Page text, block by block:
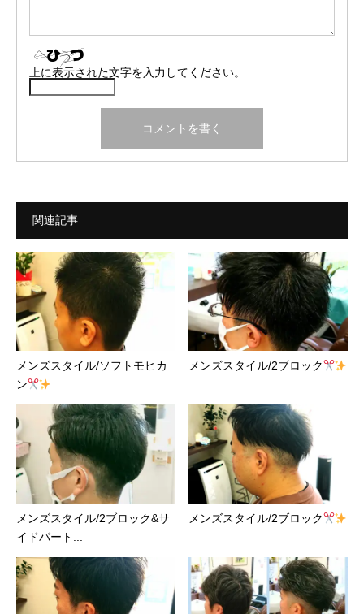
上に表示された文字を入力してください。
関連記事
メンズスタイル/ソフトモヒカ
ン
メンズスタイル/2ブロック
メンズスタイル/2ブロック&サ
イドパート...
メンズスタイル/2ブロック